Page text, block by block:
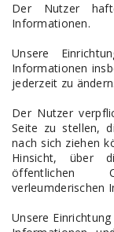
Der Nutzer
Informationen.
Unsere
Informationen
jederzeit zu ändern.
Der Nutzer
Seite zu stellen,
nach sich ziehen
Hinsicht, über
öffentlichen
verleumderischen
Unsere